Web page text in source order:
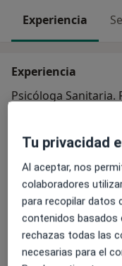
Experiencia
Experiencia
Psicóloga Sanitaria.
adulta. Me he
de la psicología;
Trastornos de la
Perinatal en el
Juvenil y de
ver másSobre mí
Principales
Fobias escolares
Tu privacidad
Al aceptar, nos
colaboradores
para recopilar
contenidos basados
rechazas todas las
necesarias para el